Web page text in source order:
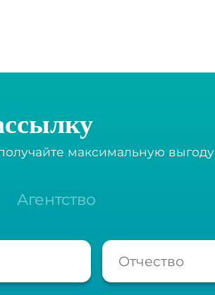
максимальную выгоду
Агентство